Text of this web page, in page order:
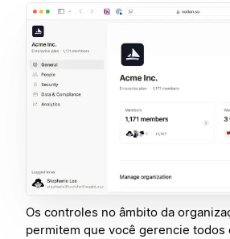
Os controles no âmbito da
permitem que você gerencie todos